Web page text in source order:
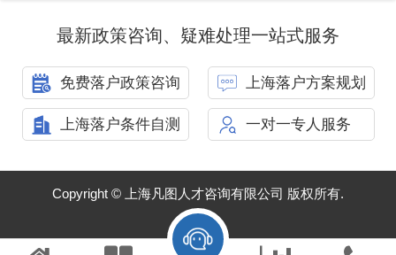
最新政策咨询、疑难处理一站式服务
免费落户政策咨询 上海落户方案规划
上海落户条件自测 一对一专人服务
Copyright © 上海凡图人才咨询有限公司 版权所有.